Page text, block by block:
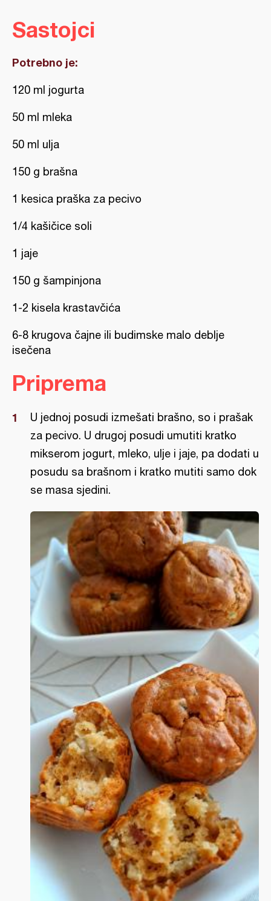
Sastojci
Potrebno je:
120 ml jogurta
50 ml mleka
50 ml ulja
150 g brašna
1 kesica praška za pecivo
1/4 kašičice soli
1 jaje
150 g šampinjona
1-2 kisela krastavčića
6-8 krugova čajne ili budimske malo deblje
isečena
Priprema
U jednoj posudi izmešati brašno, so i prašak
za pecivo. U drugoj posudi umutiti kratko
mikserom jogurt, mleko, ulje i jaje, pa dodati u
posudu sa brašnom i kratko mutiti samo dok
se masa sjedini.